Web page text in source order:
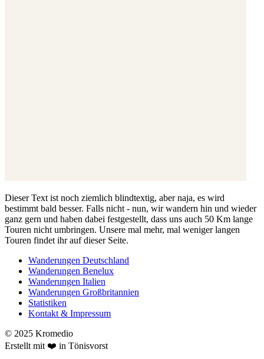
Dieser Text ist noch ziemlich blindtextig, aber naja, es wird
bestimmt bald besser. Falls nicht - nun, wir wandern hin und wieder
ganz gern und haben dabei festgestellt, dass uns auch 50 Km lange
Touren nicht umbringen. Unsere mal mehr, mal weniger langen
Touren findet ihr auf dieser Seite.
Wanderungen Deutschland
Wanderungen Benelux
Wanderungen Italien
Wanderungen Großbritannien
Statistiken
Kontakt & Impressum
© 2025 Kromedio
Erstellt mit ❤️ in Tönisvorst